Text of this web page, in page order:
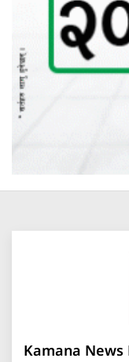
Kamana News